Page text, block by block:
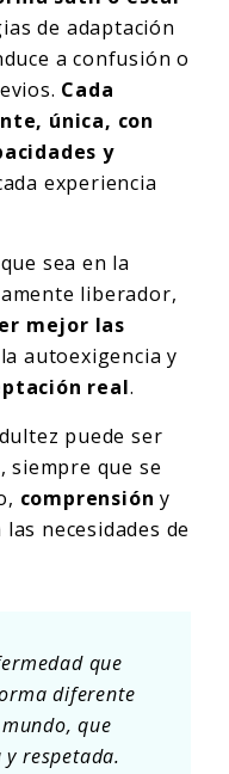
de adaptación
a confusión o
Cada
única, con
y
experiencia
sea en la
liberador,
mejor las
autoexigencia y
real.
puede ser
, siempre que se
comprensión y
las necesidades de
que
diferente
que
respetada.